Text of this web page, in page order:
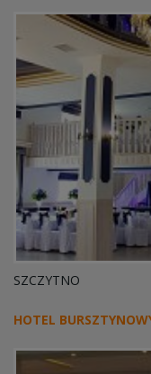
SZCZYTNO
HOTEL